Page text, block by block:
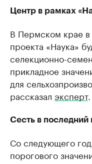
Центр в рамках
В Пермском крае в
проекта «Наука»
селекционно-
прикладное
для
рассказал эксперт.
Сесть в последний
Со следующего
порогового